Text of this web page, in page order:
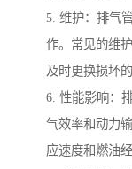
5. 维护：排气
作。常见的维
及时更换损坏的
6. 性能影响：
气效率和动力
应速度和燃油经